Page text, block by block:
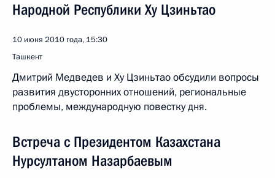
Народной Республики Ху Цзиньтао
10 июня 2010 года, 15:30
Ташкент
Дмитрий Медведев и Ху Цзиньтао обсудили вопросы
развития двусторонних отношений, региональные
проблемы, международную повестку дня.
Встреча с Президентом Казахстана
Нурсултаном Назарбаевым